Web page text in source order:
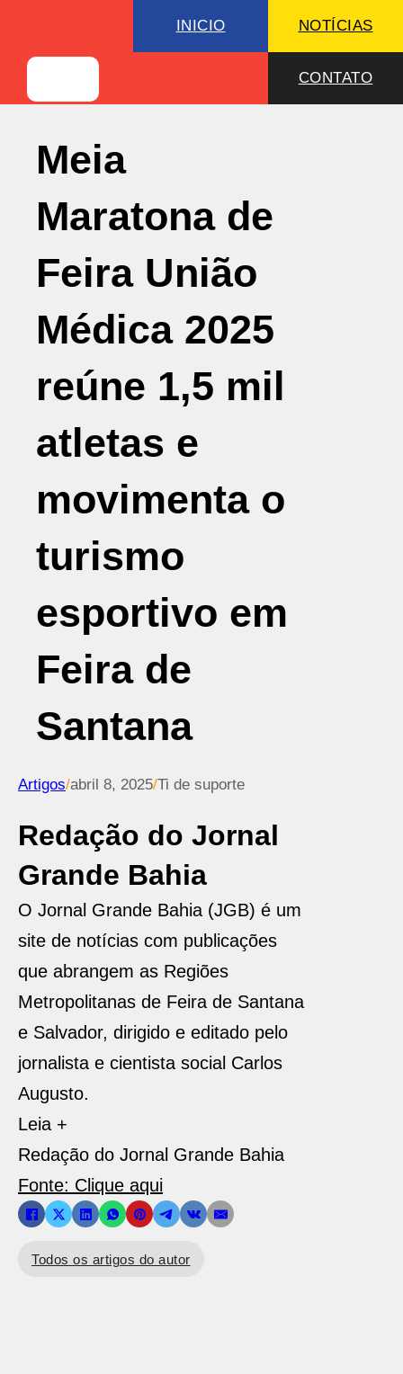
INICIO NOTÍCIAS
CONTATO
Meia
Maratona de
Feira União
Médica 2025
reúne 1,5 mil
atletas e
movimenta o
turismo
esportivo em
Feira de
Santana
Artigos/abril 8, 2025/Ti de suporte
Redação do Jornal
Grande Bahia
O Jornal Grande Bahia (JGB) é um
site de notícias com publicações
que abrangem as Regiões
Metropolitanas de Feira de Santana
e Salvador, dirigido e editado pelo
jornalista e cientista social Carlos
Augusto.
Leia +
Redação do Jornal Grande Bahia
Fonte: Clique aqui
Todos os artigos do autor